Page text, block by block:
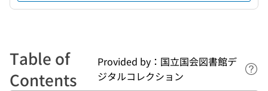
Table of
Contents
Provided by：国立国会図書館デ
ジタルコレクション